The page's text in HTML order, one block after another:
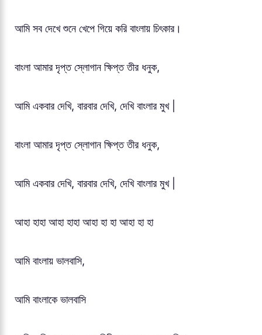
আমি সব দেখে শুনে খেপে গিয়ে করি বাংলায় চিৎকার।
বাংলা আমার দৃপ্ত স্লোগান ক্ষিপ্ত তীর ধনুক,
আমি একবার দেখি, বারবার দেখি, দেখি বাংলার মুখ |
বাংলা আমার দৃপ্ত স্লোগান ক্ষিপ্ত তীর ধনুক,
আমি একবার দেখি, বারবার দেখি, দেখি বাংলার মুখ |
আহা হাহা আহা হাহা আহা হা হা আহা হা হা
আমি বাংলায় ভালবাসি,
আমি বাংলাকে ভালবাসি